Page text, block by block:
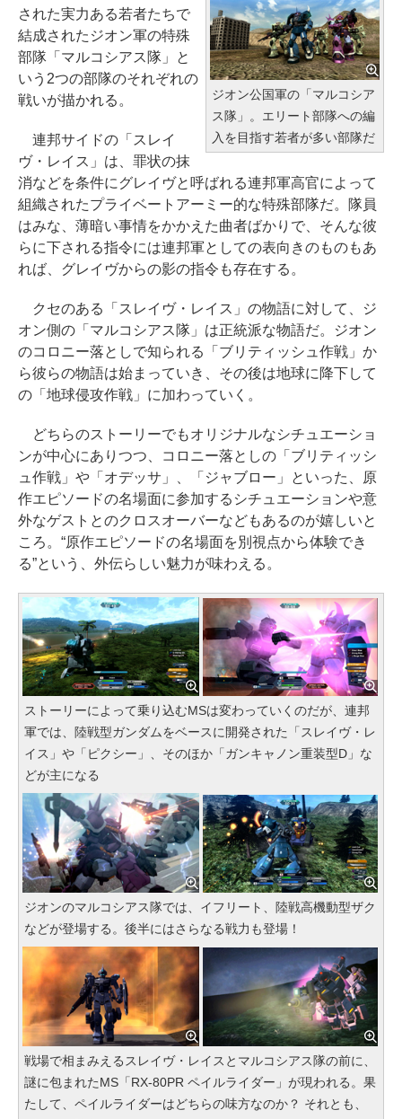
ジオン公国軍の「マルコシア
ス隊」。エリート部隊への編
入を目指す若者が多い部隊だ
された実力ある若者たちで
結成されたジオン軍の特殊
部隊「マルコシアス隊」と
いう2つの部隊のそれぞれの
戦いが描かれる。
連邦サイドの「スレイ
ヴ・レイス」は、罪状の抹
消などを条件にグレイヴと呼ばれる連邦軍高官によって
組織されたプライベートアーミー的な特殊部隊だ。隊員
はみな、薄暗い事情をかかえた曲者ばかりで、そんな彼
らに下される指令には連邦軍としての表向きのものもあ
れば、グレイヴからの影の指令も存在する。
クセのある「スレイヴ・レイス」の物語に対して、ジ
オン側の「マルコシアス隊」は正統派な物語だ。ジオン
のコロニー落としで知られる「ブリティッシュ作戦」か
ら彼らの物語は始まっていき、その後は地球に降下して
の「地球侵攻作戦」に加わっていく。
どちらのストーリーでもオリジナルなシチュエーショ
ンが中心にありつつ、コロニー落としの「ブリティッシ
ュ作戦」や「オデッサ」、「ジャブロー」といった、原
作エピソードの名場面に参加するシチュエーションや意
外なゲストとのクロスオーバーなどもあるのが嬉しいと
ころ。“原作エピソードの名場面を別視点から体験でき
る”という、外伝らしい魅力が味わえる。
ストーリーによって乗り込むMSは変わっていくのだが、連邦
軍では、陸戦型ガンダムをベースに開発された「スレイヴ・レ
イス」や「ピクシー」、そのほか「ガンキャノン重装型D」な
どが主になる
ジオンのマルコシアス隊では、イフリート、陸戦高機動型ザク
などが登場する。後半にはさらなる戦力も登場！
戦場で相まみえるスレイヴ・レイスとマルコシアス隊の前に、
謎に包まれたMS「RX-80PR ペイルライダー」が現われる。果
たして、ペイルライダーはどちらの味方なのか？ それとも、